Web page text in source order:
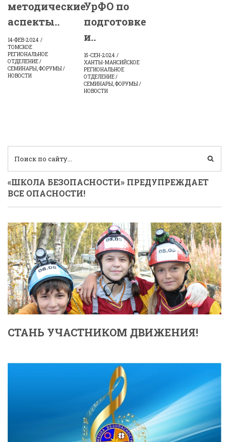
методические
аспекты..
14-ФЕВ-2024
ТОМСКОЕ
РЕГИОНАЛЬНОЕ
ОТДЕЛЕНИЕ /
СЕМИНАРЫ, ФОРУМЫ /
НОВОСТИ
УрФО по
подготовке
и..
15-СЕН-2024
ХАНТЫ-МАНСИЙСКОЕ
РЕГИОНАЛЬНОЕ
ОТДЕЛЕНИЕ /
СЕМИНАРЫ, ФОРУМЫ /
НОВОСТИ
«ШКОЛА БЕЗОПАСНОСТИ» ПРЕДУПРЕЖДАЕТ
ВСЕ ОПАСНОСТИ!
СТАНЬ УЧАСТНИКОМ ДВИЖЕНИЯ!